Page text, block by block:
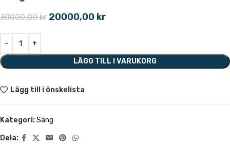
30000,00kr 20000,00 kr
LÄGG TILL I VARUKORG
Lägg till i önskelista
Kategori:Säng
Dela: